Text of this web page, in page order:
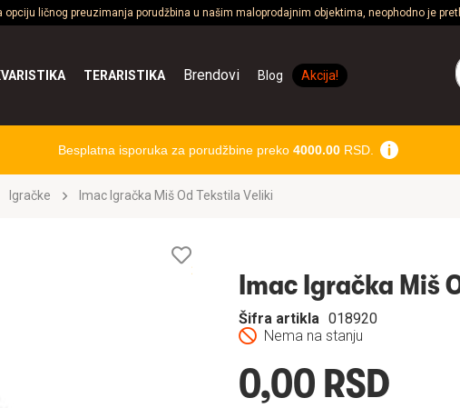
ličnog preuzimanja porudžbina u našim maloprodajnim objektima, neophodno je
TERARISTIKA Brendovi Blog Akcija!
Besplatna isporuka za porudžbine preko 4000.00RSD.
Igračke Imac Igračka Miš Od Tekstila Veliki
želja
Imac Igračka Miš
Nema na stanju
Šifra artikla 018920
0,00 RSD